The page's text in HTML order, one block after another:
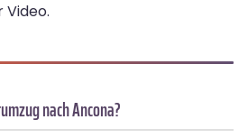
nach Ancona?